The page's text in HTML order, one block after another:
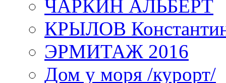
ЧАРКИН АЛЬБЕРТ
КРЫЛОВ
ЭРМИТАЖ 2016
Дом у моря /курорт/